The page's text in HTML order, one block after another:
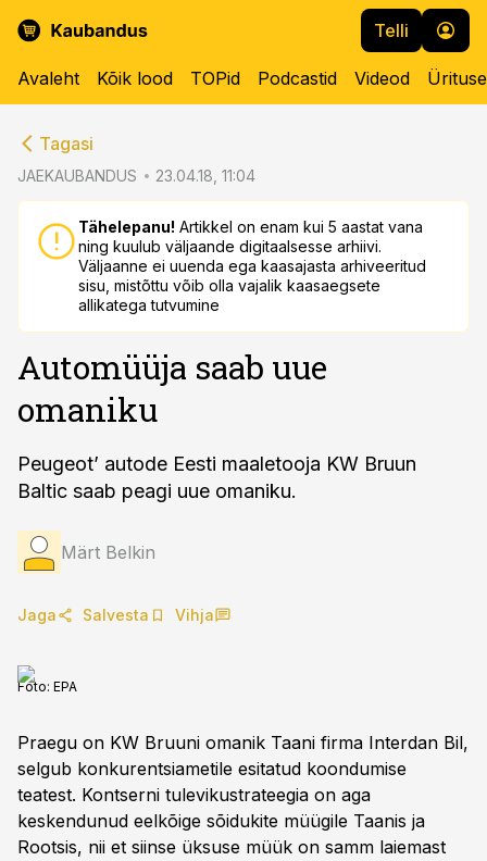
Telli
Avaleht Kõik lood TOPid Podcastid Videod
Tagasi
JAEKAUBANDUS 23.04.18, 11:04
Tähelepanu! Artikkel on enam kui 5 aastat vana
ning kuulub väljaande digitaalsesse arhiivi.
Väljaanne ei uuenda ega kaasajasta arhiveeritud
sisu, mistõttu võib olla vajalik kaasaegsete
allikatega tutvumine
Automüüja saab uue
omaniku
Peugeot’ autode Eesti maaletooja KW Bruun
Baltic saab peagi uue omaniku.
Märt Belkin
Jaga Salvesta Vihja
Foto: EPA
Praegu on KW Bruuni omanik Taani firma Interdan Bil,
selgub konkurentsiametile esitatud koondumise
teatest. Kontserni tulevikustrateegia on aga
keskendunud eelkõige sõidukite müügile Taanis ja
Rootsis, nii et siinse üksuse müük on samm laiemast